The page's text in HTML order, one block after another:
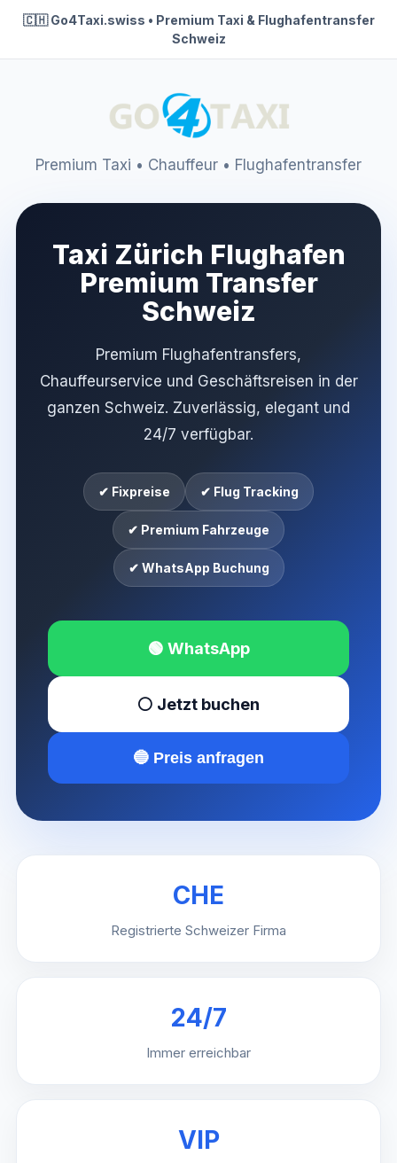
🇨🇭 Go4Taxi.swiss • Premium Taxi & Flughafentransfer
Schweiz
Premium Taxi • Chauffeur • Flughafentransfer
Taxi Zürich Flughafen
Premium Transfer
Schweiz
Premium Flughafentransfers,
Chauffeurservice und Geschäftsreisen in der
ganzen Schweiz. Zuverlässig, elegant und
24/7 verfügbar.
✔ Fixpreise ✔ Flug Tracking
✔ Premium Fahrzeuge
✔ WhatsApp Buchung
🟢 WhatsApp
⚪ Jetzt buchen
🔵 Preis anfragen
CHE
Registrierte Schweizer Firma
24/7
Immer erreichbar
VIP